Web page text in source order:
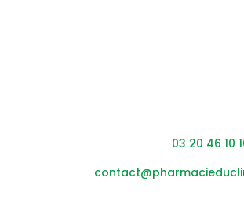
03 20 46 10